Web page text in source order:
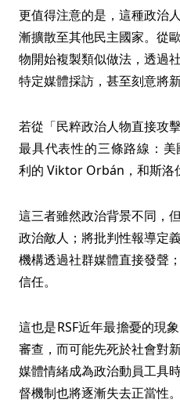
更值得注意的是，這種政治
漸擴散至其他民主國家。從
物開始複製類似做法，透過
特定媒體採訪，甚至刻意將
若從「民粹政治人物直接攻
最具代表性的三條路線：
利的 Viktor Orbán，和斯洛
這三者雖然政治背景不同，
政治敵人；將批判性報導定
機構透過社群媒體直接發聲
信任。
這也是RSF近年最擔憂的現
審查，而可能先死於社會對
媒體情緒成為政治動員工具
督機制也將逐漸失去正當性。